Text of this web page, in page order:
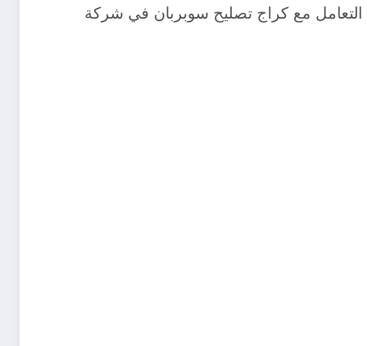
مع كراج تصليح سوبربان في شركة